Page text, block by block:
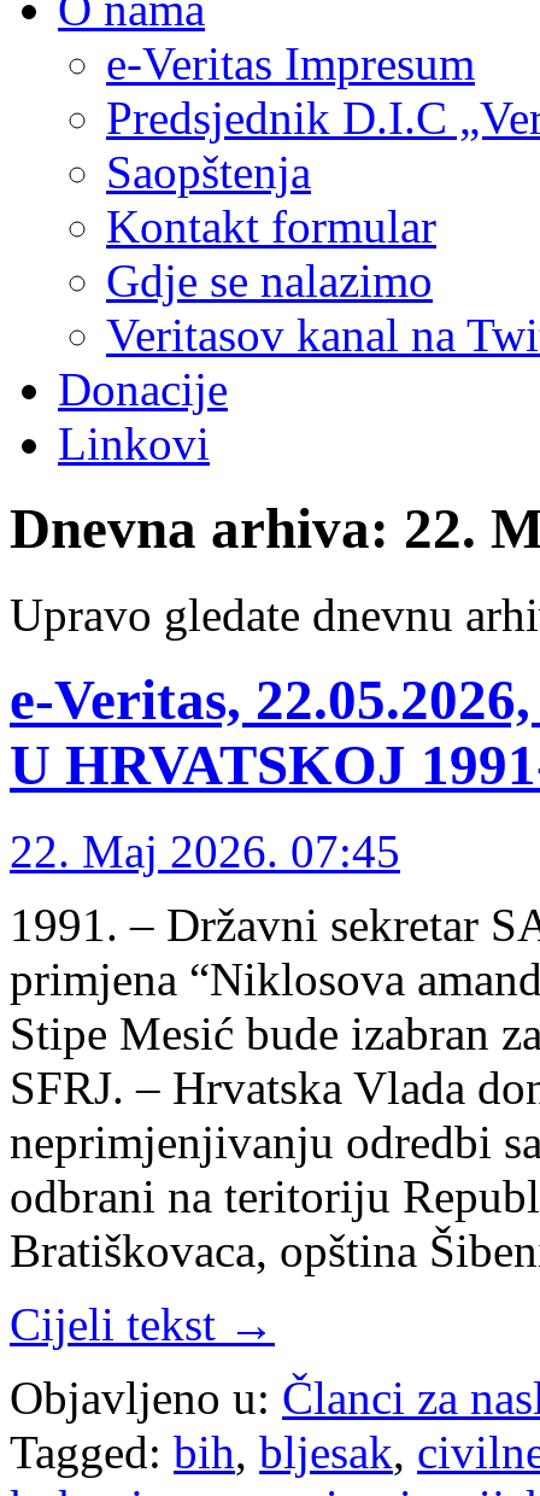
e-Veritas Impresum
Predsjednik D.I.C
Saopštenja
Kontakt formular
Gdje se nalazimo
Veritasov kanal na
Donacije
Linkovi
Dnevna arhiva: 22.
Upravo gledate dnevnu
e-Veritas,
U HRVATSKOJ
22. Maj 2026. 07:45
1991. – Državni sekretar
primjena “Niklosova
Stipe Mesić bude izabran
SFRJ. – Hrvatska Vlada
neprimjenjivanju odredbi
odbrani na teritoriju
Bratiškovaca, opština
Cijeli tekst →
Objavljeno u: Članci za
Tagged: bih, bljesak,